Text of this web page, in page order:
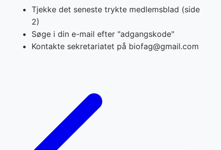
Tjekke det seneste trykte medlemsblad (side
2)
Søge i din e-mail efter "adgangskode"
Kontakte sekretariatet på biofag@gmail.com